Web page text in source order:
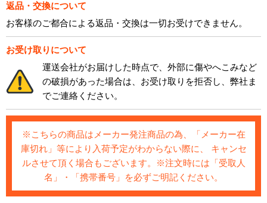
返品・交換について
お客様のご都合による返品・交換は一切お受けできません。
お受け取りについて
運送会社がお届けした時点で、外部に傷やへこみなど
の破損があった場合は、お受け取りを拒否し、弊社ま
でご連絡ください。
※こちらの商品はメーカー発注商品の為、「メーカー在
庫切れ」等により入荷予定がわからない際に、 キャンセ
ルさせて頂く場合もございます。※注文時には「受取人
名」・「携帯番号」を必ずご明記ください。